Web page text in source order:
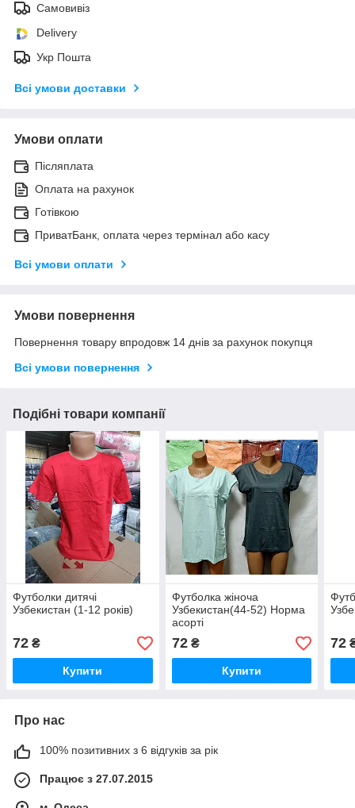
Самовивіз
Delivery
Укр Пошта
Всі умови доставки
Умови оплати
Післяплата
Оплата на рахунок
Готівкою
ПриватБанк, оплата через термінал або касу
Всі умови оплати
Умови повернення
Повернення товару впродовж 14 днів за рахунок покупця
Всі умови повернення
Подібні товари компанії
Футболки дитячі
Узбекистан (1-12 років)
72 ₴
Купити
Футболка жіноча
Узбекистан(44-52) Норма
асорті
72₴
Купити
72
Про нас
100% позитивних з 6 відгуків за рік
Працює з 27.07.2015